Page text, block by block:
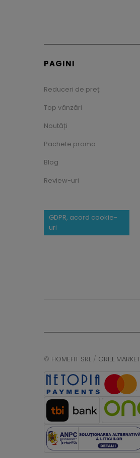
PAGINI
Reduceri de preț
Top vânzări
Noutăți
Pachete promo
Blog
Review-uri
GDPR, acord cookie-
uri
© HOMEFIT SRL / GRILL